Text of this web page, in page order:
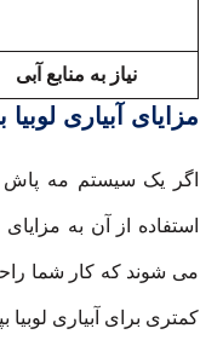
نیاز به منابع آبی
مزایای آبیاری
اگر یک سیستم مه پاش
استفاده از آن به
می شوند که کار شما
کمتری برای آبیاری لوبیا